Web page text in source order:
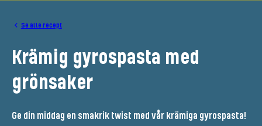
Se alle recept
Krämig gyrospasta med
grönsaker
Ge din middag en smakrik twist med vår krämiga gyrospasta!